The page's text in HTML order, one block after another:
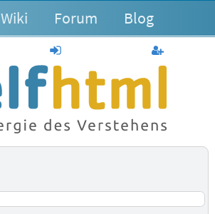
Wiki Forum Blog
anmelden